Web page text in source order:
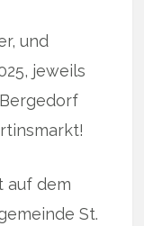
und
jeweils
auf dem
St.